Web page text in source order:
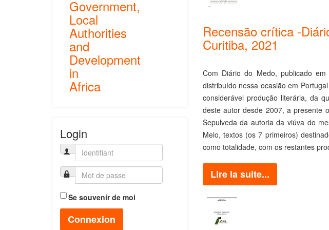
Government,
Local
Authorities
and
Development
in
Africa
Login
Se souvenir de moi
Connexion
Recensão crítica -
Curitiba, 2021
Com Diário do Medo, publicado
distribuído nessa ocasião em
considerável produção literária, da
deste autor desde 2007, a presente
Sepulveda da autoria da viúva do
Melo, textos (os 7 primeiros)
como totalidade, com os restantes
Lire la suite...